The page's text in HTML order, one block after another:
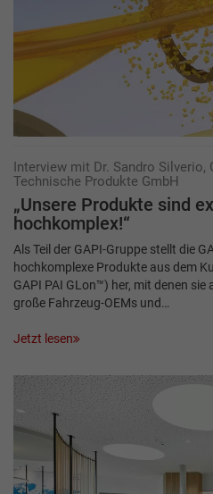
Interview mit Dr. Sandro Silverio,
Technische Produkte GmbH
„Unsere Produkte sind
hochkomplex!“
Als Teil der GAPI-Gruppe stellt die
hochkomplexe Produkte aus dem
GAPI PAI GLon™) her, mit denen
große Fahrzeug-OEMs und…
Jetzt lesen